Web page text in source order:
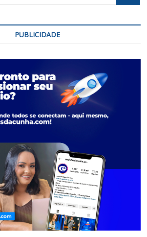
PUBLICIDADE